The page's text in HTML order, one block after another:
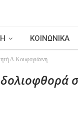
ΚΟΙΝΩΝΙΚΑ
Δ.Κουφογιάννη